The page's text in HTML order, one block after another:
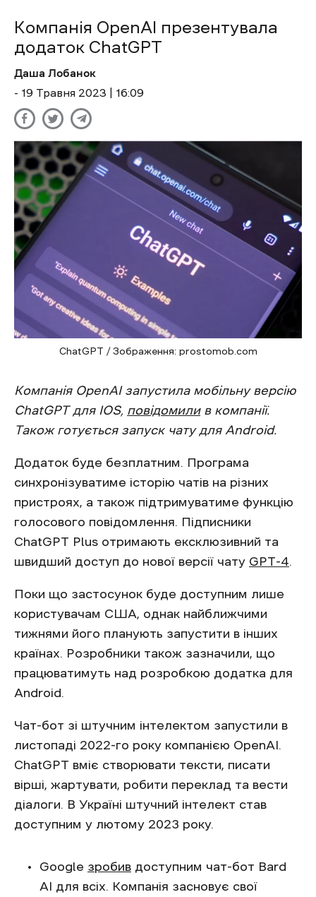
Компанія OpenAI презентувала
додаток ChatGPT
Даша Лобанок
- 19 Травня 2023 | 16:09
ChatGPT / Зображення: prostomob.com
Компанія OpenAI запустила мобільну версію
ChatGPT для IOS, повідомилив компанії.
Також готується запуск чату для Android.
Додаток буде безплатним. Програма
синхронізуватиме історію чатів на різних
пристроях, а також підтримуватиме функцію
голосового повідомлення. Підписники
ChatGPT Plus отримають ексклюзивний та
швидший доступ до нової версії чату GPT-4.
Поки що застосунок буде доступним лише
користувачам США, однак найближчими
тижнями його планують запустити в інших
країнах. Розробники також зазначили, що
працюватимуть над розробкою додатка для
Android.
Чат-бот зі штучним інтелектом запустили в
листопаді 2022-го року компанією OpenAI.
ChatGPT вміє створювати тексти, писати
вірші, жартувати, робити переклад та вести
діалоги. В Україні штучний інтелект став
доступним у лютому 2023 року.
Google зробив доступним чат-бот Bard
AI для всіх. Компанія засновує свої